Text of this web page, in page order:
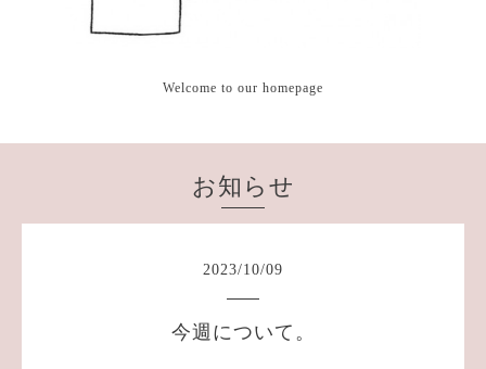
Welcome to our homepage
お知らせ
2023/10/09
今週について。